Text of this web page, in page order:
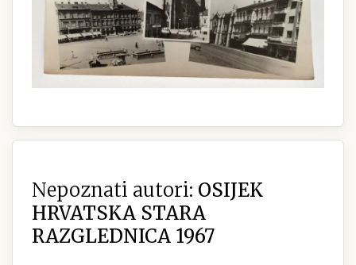
Nepoznati autori: OSIJEK
HRVATSKA STARA
RAZGLEDNICA 1967